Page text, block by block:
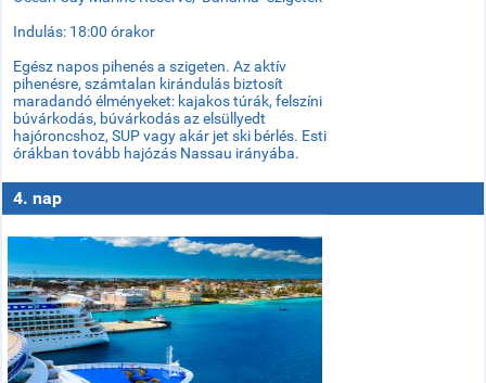
Indulás: 18:00 órakor
Egész napos pihenés a szigeten. Az aktív
pihenésre, számtalan kirándulás biztosít
maradandó élményeket: kajakos túrák, felszíni
búvárkodás, búvárkodás az elsüllyedt
hajóroncshoz, SUP vagy akár jet ski bérlés. Esti
órákban tovább hajózás Nassau irányába.
4. nap